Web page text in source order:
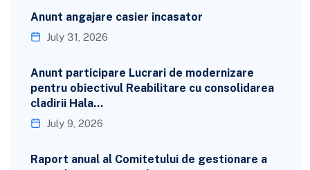
Anunt angajare casier incasator
July 31, 2026
Anunt participare Lucrari de modernizare
pentru obiectivul Reabilitare cu consolidarea
cladirii Hala…
July 9, 2026
Raport anual al Comitetului de gestionare a